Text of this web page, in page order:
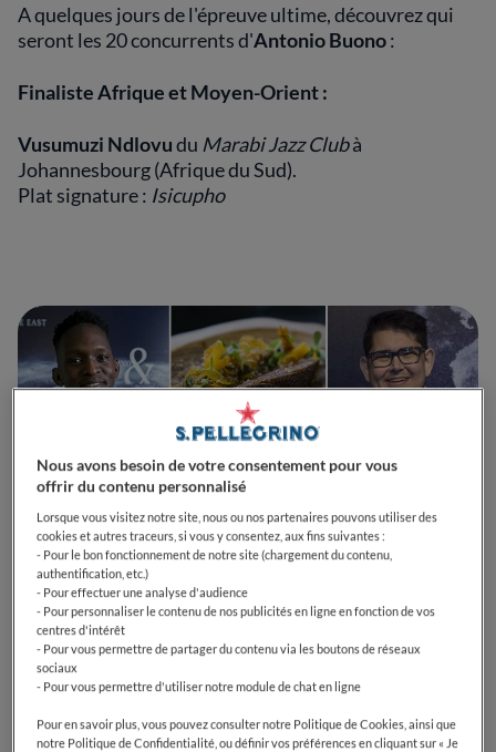
A quelques jours de l'épreuve ultime, découvrez qui
seront les 20 concurrents d'Antonio Buono:
Finaliste Afrique et Moyen-Orient :
Vusumuzi Ndlovudu Marabi Jazz Clubà
Johannesbourg (Afrique du Sud).
Plat signature : Isicupho
Finaliste de la région Pacifique :
John Rivera, chef de partie duRestaurant Amaru
Armadale, Melbourne (Australie).
Plat signature :Sinigang
Nous avons besoin de votre consentement pour vous
offrir du contenu personnalisé
Lorsque vous visitez notre site, nous ou nos partenaires pouvons utiliser des
cookies et autres traceurs, si vous y consentez, aux fins suivantes :
- Pour le bon fonctionnement de notre site (chargement du contenu,
authentification, etc.)
- Pour effectuer une analyse d'audience
- Pour personnaliser le contenu de nos publicités en ligne en fonction de vos
centres d'intérêt
- Pour vous permettre de partager du contenu via les boutons de réseaux
sociaux
- Pour vous permettre d'utiliser notre module de chat en ligne
Pour en savoir plus, vous pouvez consulter notre Politique de Cookies, ainsi que
notre Politique de Confidentialité, ou définir vos préférences en cliquant sur « Je